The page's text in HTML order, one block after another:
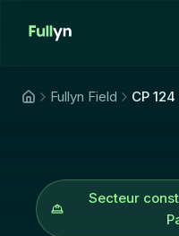
Fullyn Field CP
Secteur